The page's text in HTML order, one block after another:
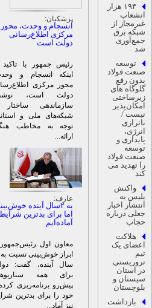
پزشکیان:
انسجام و وحدت، محور
مرکزی اطلاع‌رسانی
دولت است
رئیس جمهور با تاکید بر
اینکه انسجام و وحدت،
محور مرکزی اطلاع‌رسانی
دولت است، نوشت:
سازماندهی ساختار و
شبکه‌های ملی و استانی،
توجه به مخاطب هنگام
ارائه...
عارف:
به ۲سال آینده خوش‌بینم،
اما برای بدترین شرایط
آماده‌ایم
معاون اول رئیس‌جمهور با
ابراز خوش‌بینی نسبت به دو
سال آینده، گفت: دولت
برای همه سناریو‌های
پیش‌رو برنامه‌ریزی کرده و
خود را برای بدترین شرایط
نیز آماد...
۱۹۴ هزار
از
برق
توسعه
فولاد
رفع
های
/
و
فولاد
تهدید می
واکنش
به
اخبار
درباره
هلاکت
یک
استان
و
بازداشت